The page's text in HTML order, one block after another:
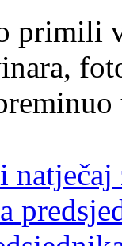
primili